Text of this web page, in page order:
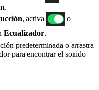
.
, activa
o
Ecualizador.
predeterminada o arrastra
para encontrar el sonido